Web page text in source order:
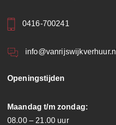
0416-700241
info@vanrijswijkverhuur.nl
Openingstijden
Maandag t/m zondag:
08.00 – 21.00 uur